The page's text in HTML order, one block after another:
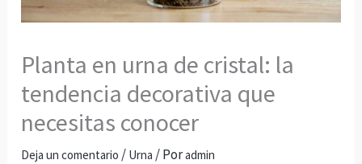
Planta en urna de cristal: la
tendencia decorativa que
necesitas conocer
Deja un comentario / Urna / Poradmin